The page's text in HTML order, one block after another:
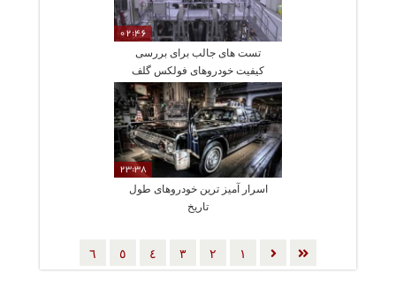
02:46
تست های جالب برای بررسی
کیفیت خودروهای فولکس گلف
23:38
اسرار آمیز ترین خودروهای طول
تاریخ
١ ٢ ٣ ٤ ٥ ٦